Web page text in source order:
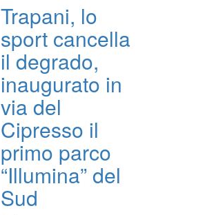
Trapani, lo
sport cancella
il degrado,
inaugurato in
via del
Cipresso il
primo parco
“Illumina” del
Sud